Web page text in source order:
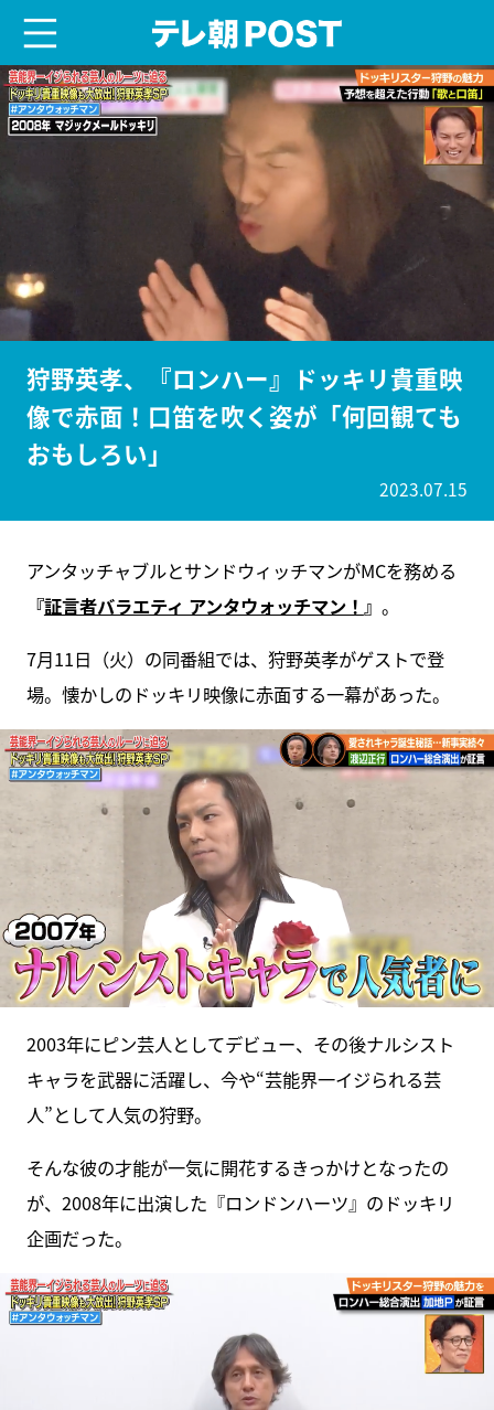
狩野英孝、『ロンハー』ドッキリ貴重映
像で赤面！口笛を吹く姿が「何回観ても
おもしろい」
2023.07.15
アンタッチャブルとサンドウィッチマンがMCを務める
『証言者バラエティ アンタウォッチマン！ 』 。
7月11日（火）の同番組では、狩野英孝がゲストで登
場。懐かしのドッキリ映像に赤面する一幕があった。
2003年にピン芸人としてデビュー、その後ナルシスト
キャラを武器に活躍し、今や“芸能界一イジられる芸
人”として人気の狩野。
そんな彼の才能が一気に開花するきっかけとなったの
が、2008年に出演した『ロンドンハーツ』のドッキリ
企画だった。